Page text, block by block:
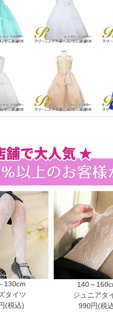
130cm
タイツ
(税込)
140～
ジュニアタ
990円(税